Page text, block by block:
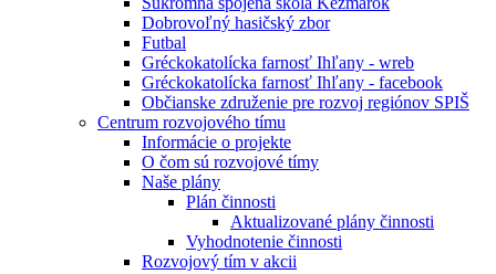
Dobrovoľný hasičský zbor
Futbal
Gréckokatolícka farnosť Ihľany - wreb
Gréckokatolícka farnosť Ihľany - facebook
Občianske združenie pre rozvoj regiónov SPIŠ
Centrum rozvojového tímu
Informácie o projekte
O čom sú rozvojové tímy
Naše plány
Plán činnosti
Aktualizované plány činnosti
Vyhodnotenie činnosti
Rozvojový tím v akcii